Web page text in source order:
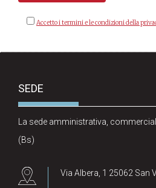
Accetto i termini e le condizioni della
SEDE
La sede amministrativa,
(Bs)
Via Albera, 1 25062 San